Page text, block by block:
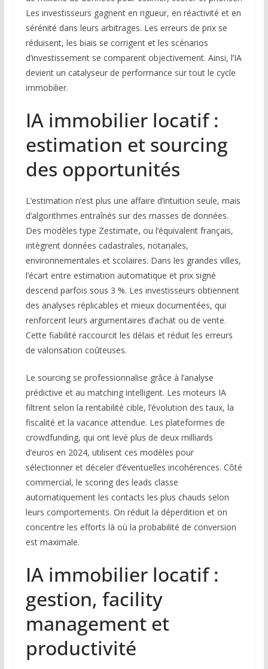
Les investisseurs gagnent en rigueur, en réactivité et en
sérénité dans leurs arbitrages. Les erreurs de prix se
réduisent, les biais se corrigent et les scénarios
d’investissement se comparent objectivement. Ainsi, l’IA
devient un catalyseur de performance sur tout le cycle
immobilier.
IA immobilier locatif :
estimation et sourcing
des opportunités
L’estimation n’est plus une affaire d’intuition seule, mais
d’algorithmes entraînés sur des masses de données.
Des modèles type Zestimate, ou l’équivalent français,
intègrent données cadastrales, notariales,
environnementales et scolaires. Dans les grandes villes,
l’écart entre estimation automatique et prix signé
descend parfois sous 3 %. Les investisseurs obtiennent
des analyses réplicables et mieux documentées, qui
renforcent leurs argumentaires d’achat ou de vente.
Cette fiabilité raccourcit les délais et réduit les erreurs
de valorisation coûteuses.
Le sourcing se professionnalise grâce à l’analyse
prédictive et au matching intelligent. Les moteurs IA
filtrent selon la rentabilité cible, l’évolution des taux, la
fiscalité et la vacance attendue. Les plateformes de
crowdfunding, qui ont levé plus de deux milliards
d’euros en 2024, utilisent ces modèles pour
sélectionner et déceler d’éventuelles incohérences. Côté
commercial, le scoring des leads classe
automatiquement les contacts les plus chauds selon
leurs comportements. On réduit la déperdition et on
concentre les efforts là où la probabilité de conversion
est maximale.
IA immobilier locatif :
gestion, facility
management et
productivité